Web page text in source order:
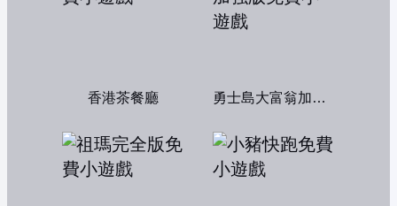
香港茶餐廳 勇士島大富翁加強版